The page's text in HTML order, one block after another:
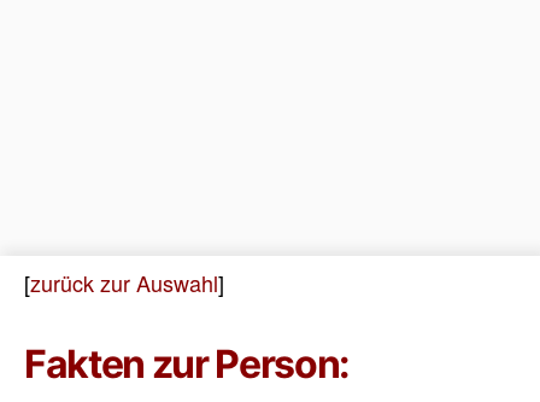
[zurück zur Auswahl]
Fakten zur Person: